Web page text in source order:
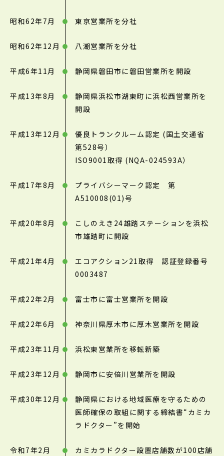
昭和62年7月 東京営業所を分社
昭和62年12月 八潮営業所を分社
平成6年11月 静岡県磐田市に磐田営業所を開設
平成13年8月
静岡県浜松市湖東町に浜松西営業所を
開設
平成13年12月
優良トランクルーム認定 (国土交通省
第528号）
ISO9001取得 (NQA-024593A）
平成17年8月
プライバシーマーク認定 第
A510008(01)号
平成20年8月
こしのえき24雄踏ステーションを浜松
市雄踏町に開設
平成21年4月
エコアクション21取得 認証登録番号
0003487
平成22年2月 富士市に富士営業所を開設
平成22年6月 神奈川県厚木市に厚木営業所を開設
平成23年11月 浜松東営業所を移転新築
平成23年12月 静岡市に安倍川営業所を開設
平成30年12月
静岡県における地域医療を守るための
医師確保の取組に関する締結書“カミカ
ラドクター”を開始
令和7年2月
カミカラドクター設置店舗数が100店舗